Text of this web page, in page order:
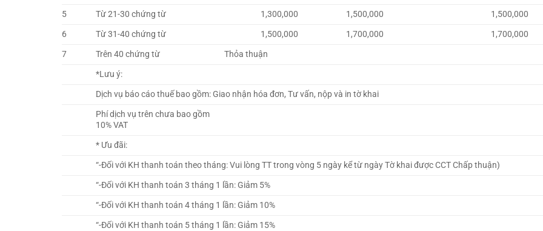
5
Từ 21-30 chứng từ 1,300,000 1,500,000
1,500,000
6
Từ 31-40 chứng từ 1,500,000 1,700,000
1,700,000
7
Trên 40 chứng từ
Thỏa thuận
*Lưu ý:
Dịch vụ báo cáo thuế bao gồm: Giao nhận hóa đơn, Tư vấn, nộp và in tờ khai
Phí dịch vụ trên chưa bao gồm
10% VAT
* Ưu đãi:
“-Đối với KH thanh toán theo tháng: Vui lòng TT trong vòng 5 ngày kể từ ngày Tờ khai được CCT Chấp thuận)
“-Đối với KH thanh toán 3 tháng 1 lần: Giảm 5%
“-Đối với KH thanh toán 4 tháng 1 lần: Giảm 10%
“-Đối với KH thanh toán 5 tháng 1 lần: Giảm 15%